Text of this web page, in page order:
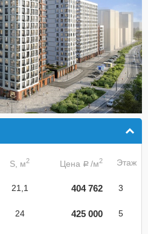
S, м2 Цена a /м2 Этаж
21,1 404 762 3
24 425 000 5